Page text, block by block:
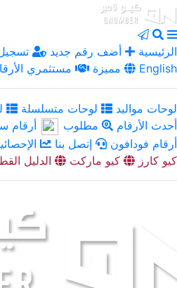
الرئيسية أضف رقم جديد
مميزة
مستثمري English
لوحات مواليد لوحات متسلسلة
أحدث الأرقام
مطلوب أرقام
أرقام فودافون
إتصل بنا
كيو كارز
كيو ماركت الدليل